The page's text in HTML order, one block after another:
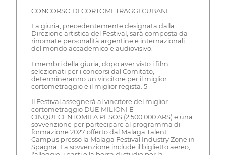
CONCORSO DI CORTOMETRAGGI CUBANI
La giuria, precedentemente designata dalla
Direzione artistica del Festival, sarà composta da
rinomate personalità argentine e internazionali
del mondo accademico e audiovisivo.
I membri della giuria, dopo aver visto i film
selezionati per i concorsi dal Comitato,
determineranno un vincitore per il miglior
cortometraggio e il miglior regista. 5
Il Festival assegnerà al vincitore del miglior
cortometraggio DUE MILIONI E
CINQUECENTOMILA PESOS (2.500.000 ARS) e una
sovvenzione per partecipare al programma di
formazione 2027 offerto dal Malaga Talent
Campus presso la Malaga Festival Industry Zone in
Spagna. La sovvenzione include il biglietto aereo,